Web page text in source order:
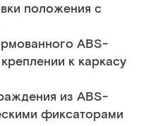
положения с
ABS-
к каркасу
из ABS-
фиксаторами